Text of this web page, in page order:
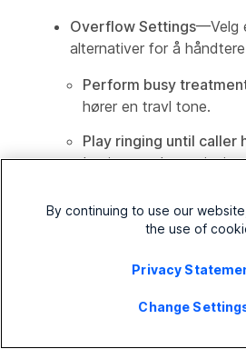
Overflow Settings—Velg
alternativer for å
Perform busy
hører en travl tone.
Play ringing until caller
Innringeren hører
Transfer to phone
overløpssamtaler til.
Du kan også aktivere
By continuing to use our
the use of
Privacy
Change